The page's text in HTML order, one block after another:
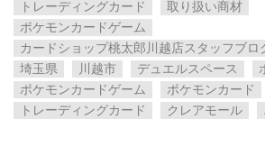
トレーディングカード
取り扱い商材
ポケモンカードゲーム
カードショップ桃太郎川越店スタッフブロ
埼玉県
川越市 デュエルスペース
ポケモンカードゲーム
ポケモンカード
トレーディングカード
クレアモール